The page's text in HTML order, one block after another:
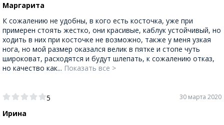
Маргарита
К сожалению не удобны, в кого есть косточка, уже при
примерен стоять жестко, они красивые, каблук устойчивый, но
ходить в них при косточке не возможно, также у меня узкая
нога, но мой размер оказался велик в пятке и стопе чуть
широковат, расходятся и будут шлепать, к сожалению отказ,
но качество как... Показать все >
5
Ирина
30 марта 2020